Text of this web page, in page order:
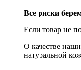
Все риски
Если товар не
О качестве
натуральной